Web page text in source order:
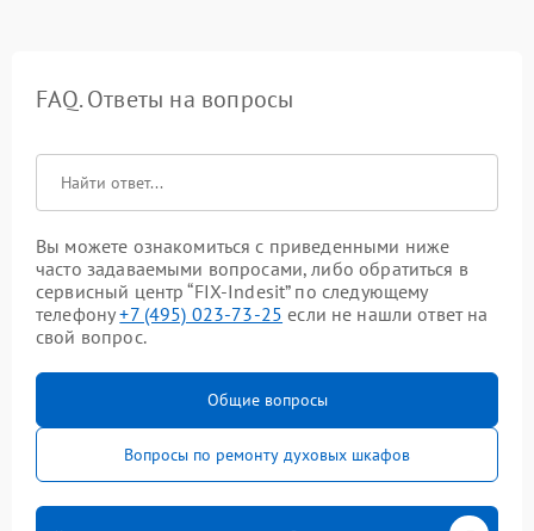
FAQ. Ответы на вопросы
Вы можете ознакомиться с приведенными ниже
часто задаваемыми вопросами, либо обратиться в
сервисный центр “FIX-Indesit” по следующему
телефону+7 (495) 023-73-25 если не нашли ответ на
свой вопрос.
Общие вопросы
Вопросы по ремонту духовых шкафов